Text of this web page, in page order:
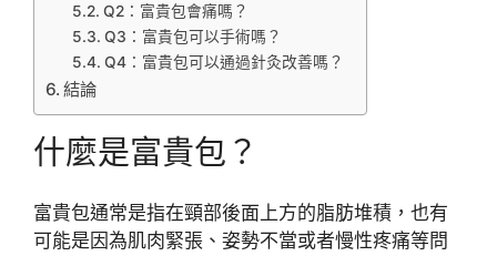
Q2：富貴包會痛嗎？
Q3：富貴包可以手術嗎？
Q4：富貴包可以通過針灸改善嗎？
結論
什麼是富貴包？
富貴包通常是指在頸部後面上方的脂肪堆積，也有
可能是因為肌肉緊張、姿勢不當或者慢性疼痛等問